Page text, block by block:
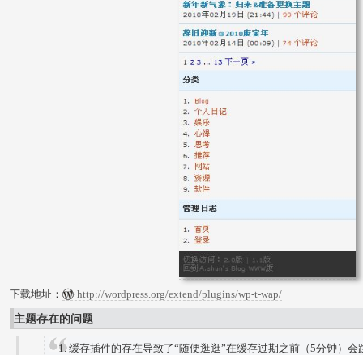
下载地址： http://wordpress.org/extend/plugins/wp-t-wap/
主题存在的问题
缓存插件的存在导致了“随便逛逛”在缓存过期之前（5分钟）会